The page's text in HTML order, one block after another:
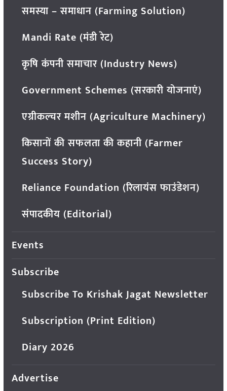
समस्या – समाधान (Farming Solution)
Mandi Rate (मंडी रेट)
कृषि कंपनी समाचार (Industry News)
Government Schemes (सरकारी योजनाएं)
एग्रीकल्चर मशीन (Agriculture Machinery)
किसानों की सफलता की कहानी (Farmer
Success Story)
Reliance Foundation (रिलायंस फाउंडेशन)
संपादकीय (Editorial)
Events
Subscribe
Subscribe To Krishak Jagat Newsletter
Subscription (Print Edition)
Diary 2026
Advertise